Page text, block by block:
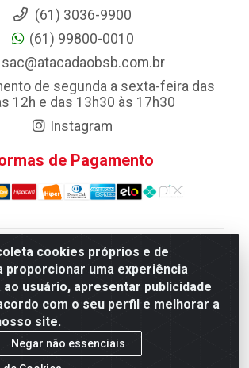
cookies próprios e de
proporcionar uma experiência
usuário, apresentar publicidade
com o seu perfil e melhorar a
site.
Negar não essenciais
(61) 3036-9900
(61) 99800-0010
sac@atacadaobsb.com.br
de segunda a sexta-feira das
12h e das 13h30 às 17h30
Instagram
de Pagamento
Limpeza F. Pereira Queiroz Comercio e
- Quadra Qi 10 Lotes 39 e, 41 - Setor
Brasília/DF - CEP 72.135-100 -
CNPJ 13.184.675/0001-80